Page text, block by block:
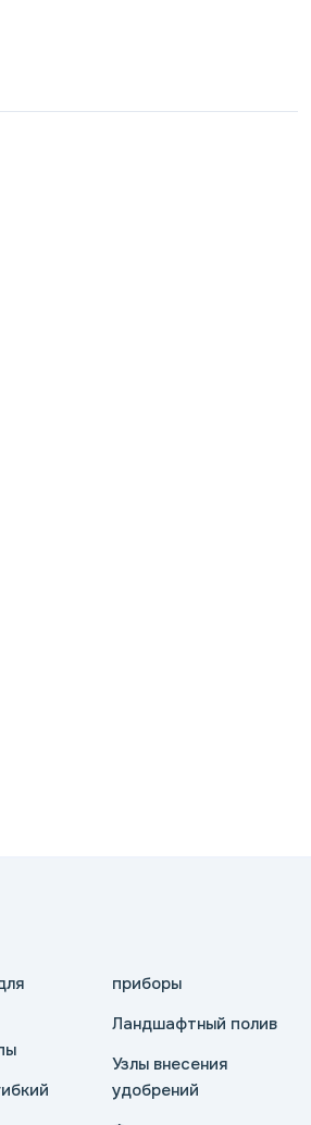
приборы
Ландшафтный полив
Узлы внесения
удобрений